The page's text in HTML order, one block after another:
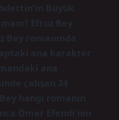
Büyük
Efruz Bey
romanında
ana karakter
ana
çalışan 24
hangi romanın
Ömer Efendi’nin